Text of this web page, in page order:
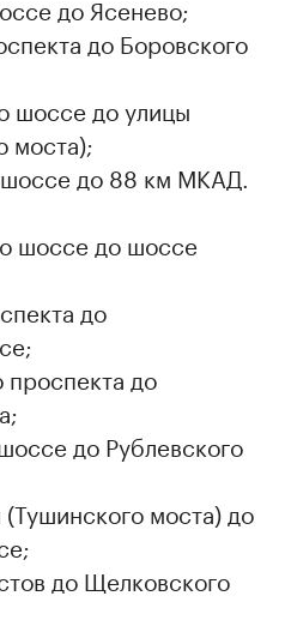
до Ясенево;
до Боровского
шоссе до улицы
моста);
шоссе до 88 км МКАД.
шоссе до шоссе
до
проспекта до
до Рублевского
моста) до
до Щелковского